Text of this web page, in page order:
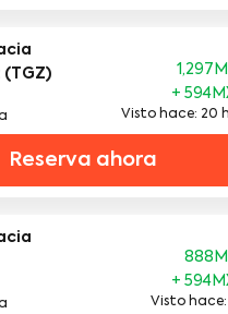
(TGZ)
+
Visto hace: 20
Reserva ahora
+
Visto